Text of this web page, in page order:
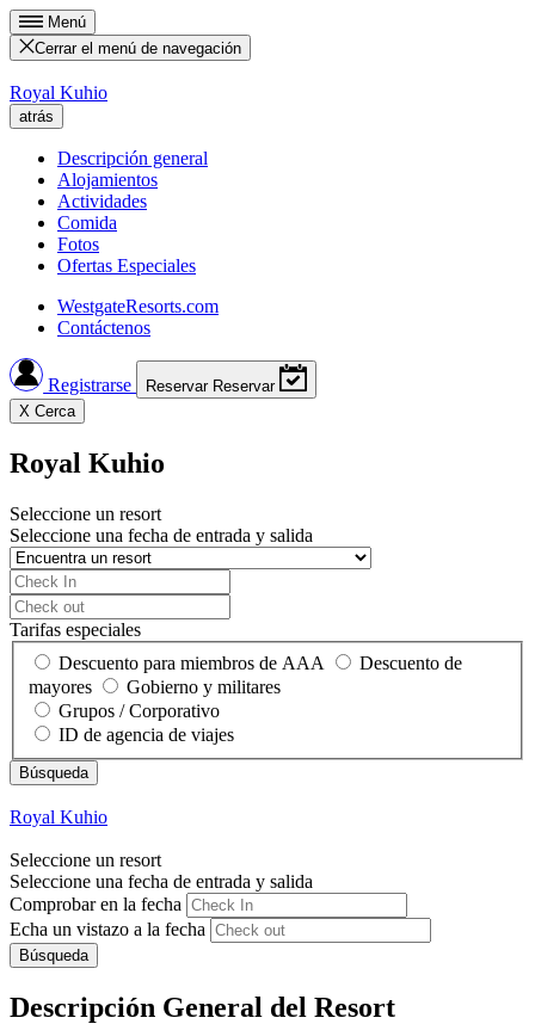
Menú
Cerrar el menú de navegación
Royal Kuhio
atrás
Descripción general
Alojamientos
Actividades
Comida
Fotos
Ofertas Especiales
WestgateResorts.com
Contáctenos
Registrarse Reservar Reservar
X Cerca
Royal Kuhio
Seleccione un resort
Seleccione una fecha de entrada y salida
Tarifas especiales
Descuento para miembros de AAA
Descuento de
mayores
Gobierno y militares
Grupos / Corporativo
ID de agencia de viajes
Royal Kuhio
Seleccione un resort
Seleccione una fecha de entrada y salida
Comprobar en la fecha
Echa un vistazo a la fecha
Búsqueda
Descripción General del Resort